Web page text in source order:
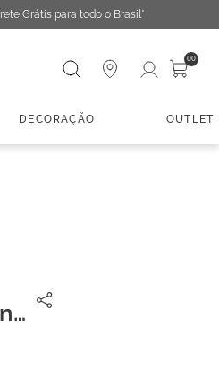
Grátis para todo o Brasil*
Digite sua busca 00
DECORAÇÃO OUTLET